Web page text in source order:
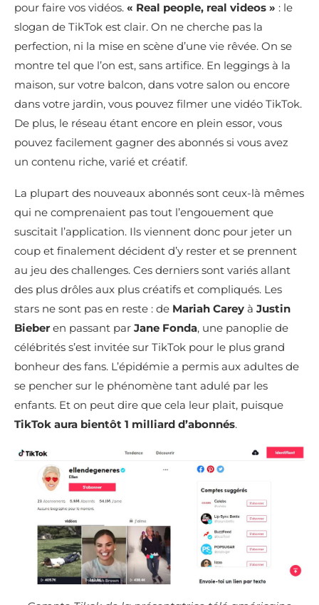
pour faire vos vidéos. « Real people, real videos » : le
slogan de TikTok est clair. On ne cherche pas la
perfection, ni la mise en scène d’une vie rêvée. On se
montre tel que l’on est, sans artifice. En leggings à la
maison, sur votre balcon, dans votre salon ou encore
dans votre jardin, vous pouvez filmer une vidéo TikTok.
De plus, le réseau étant encore en plein essor, vous
pouvez facilement gagner des abonnés si vous avez
un contenu riche, varié et créatif.
La plupart des nouveaux abonnés sont ceux-là mêmes
qui ne comprenaient pas tout l’engouement que
suscitait l’application. Ils viennent donc pour jeter un
coup et finalement décident d’y rester et se prennent
au jeu des challenges. Ces derniers sont variés allant
des plus drôles aux plus créatifs et compliqués. Les
stars ne sont pas en reste : de Mariah Carey à Justin
Bieber en passant par Jane Fonda, une panoplie de
célébrités s’est invitée sur TikTok pour le plus grand
bonheur des fans. L’épidémie a permis aux adultes de
se pencher sur le phénomène tant adulé par les
enfants. Et on peut dire que cela leur plait, puisque
TikTok aura bientôt 1 milliard d’abonnés.